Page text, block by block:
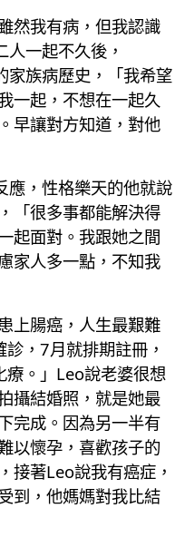
然我有病，但我認識
一起不久後，
族病歷史，「我希望
一起，不想在一起久
早讓對方知道，對他
應，性格樂天的他就說
「很多事都能解決得
起面對。我跟她之間
家人多一點，不知我
上腸癌，人生最艱難
，7月就排期註冊，
。」Leo說老婆很想
攝結婚照，就是她最
完成。因為另一半有
以懷孕，喜歡孩子的
接著Leo說我有癌症，
到，他媽媽對我比結